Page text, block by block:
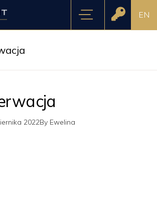
EN
2022By Ewelina